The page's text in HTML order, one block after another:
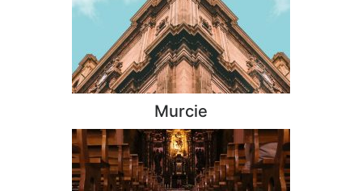
Murcie